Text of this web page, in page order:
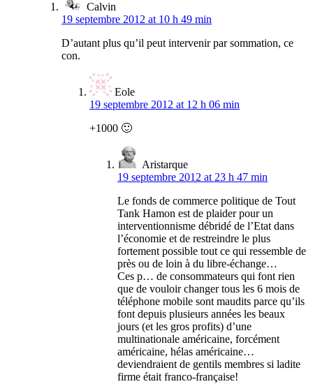
Calvin
19 septembre 2012 at 10 h 49 min
D’autant plus qu’il peut intervenir par sommation, ce
con.
Eole
19 septembre 2012 at 12 h 06 min
+1000 🙂
Aristarque
19 septembre 2012 at 23 h 47 min
Le fonds de commerce politique de Tout
Tank Hamon est de plaider pour un
interventionnisme débridé de l’Etat dans
l’économie et de restreindre le plus
fortement possible tout ce qui ressemble de
près ou de loin à du libre-échange…
Ces p… de consommateurs qui font rien
que de vouloir changer tous les 6 mois de
téléphone mobile sont maudits parce qu’ils
font depuis plusieurs années les beaux
jours (et les gros profits) d’une
multinationale américaine, forcément
américaine, hélas américaine…
deviendraient de gentils membres si ladite
firme était franco-française!